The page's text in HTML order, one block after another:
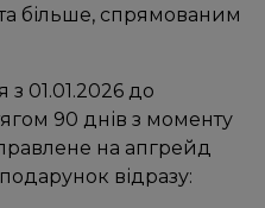
більше, спрямованим
01.01.2026 до
90 днів з моменту
на апгрейд
відразу: